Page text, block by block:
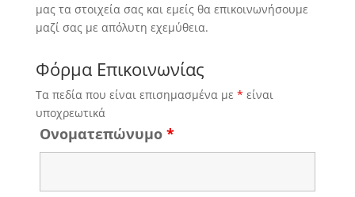
μας τα στοιχεία σας και εμείς θα επικοινωνήσουμε
μαζί σας με απόλυτη εχεμύθεια.
Φόρμα Επικοινωνίας
Τα πεδία που είναι επισημασμένα με * είναι
υποχρεωτικά
Ονοματεπώνυμο *